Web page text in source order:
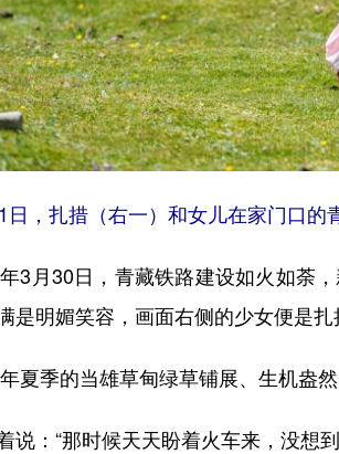
扎措（右一）和女儿在家门口的
3月30日，青藏铁路建设如火如荼
是明媚笑容，画面右侧的少女便是
季的当雄草甸绿草铺展、生机盎然
：“那时候天天盼着火车来，没想